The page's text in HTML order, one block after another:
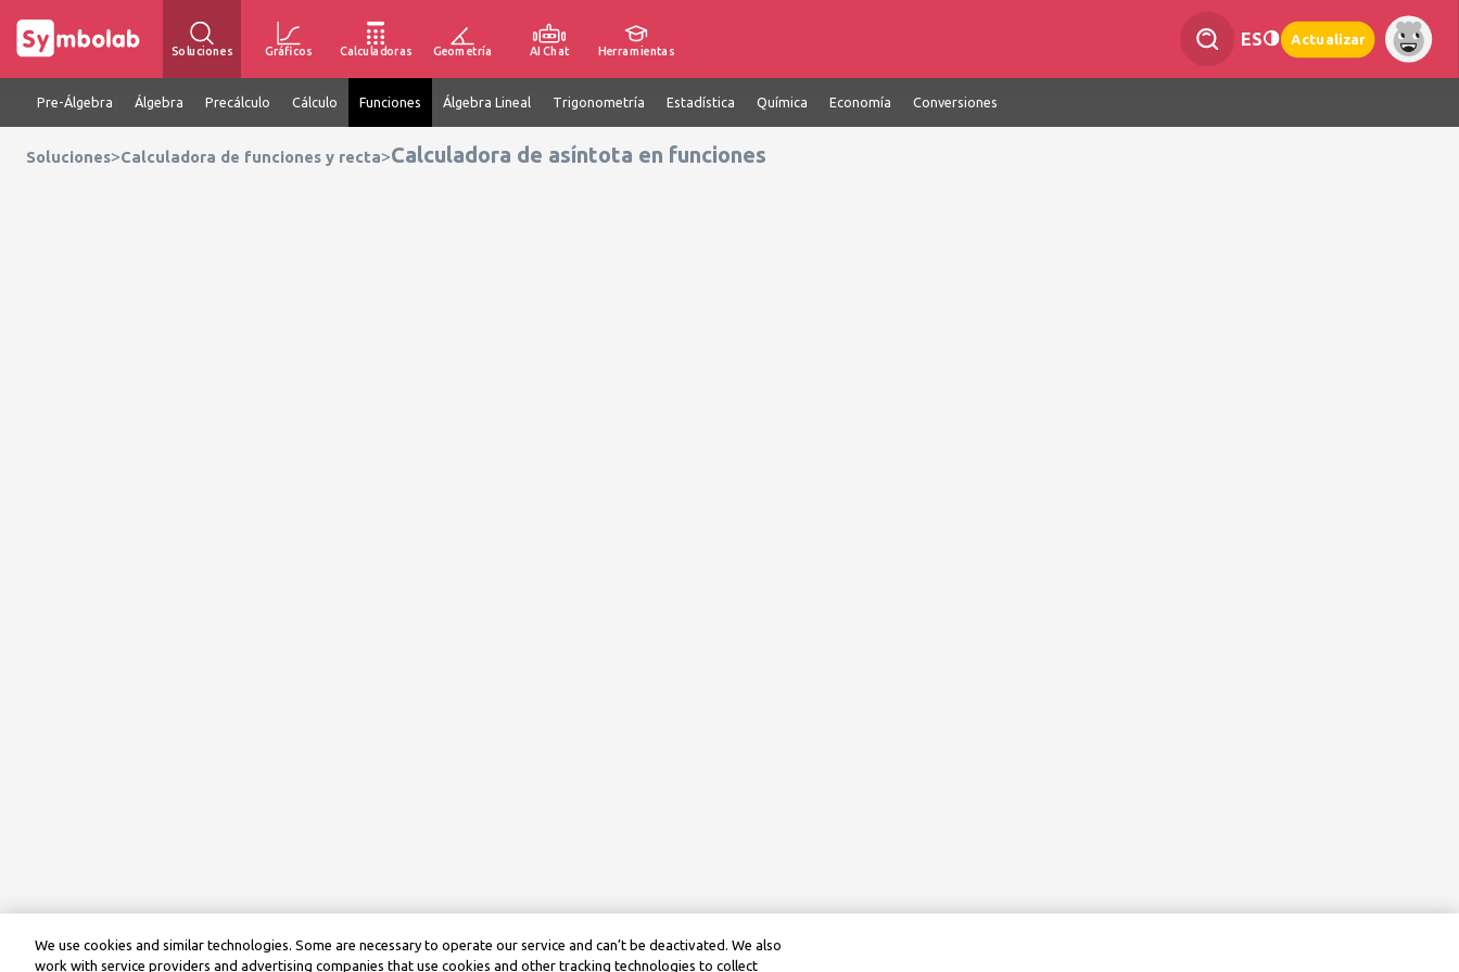
Soluciones Gráficos Calculadoras Geometría AI Chat Herramientas
ES Actualizar
Pre-Álgebra Álgebra Precálculo Cálculo Funciones Álgebra Lineal Trigonometría Estadística Química Economía Conversiones
Soluciones>Calculadora de funciones y recta>Calculadora de asíntota en funciones
We use cookies and similar technologies. Some are necessary to operate our service and can’t be deactivated. We also
work with service providers and advertising companies that use cookies and other tracking technologies to collect